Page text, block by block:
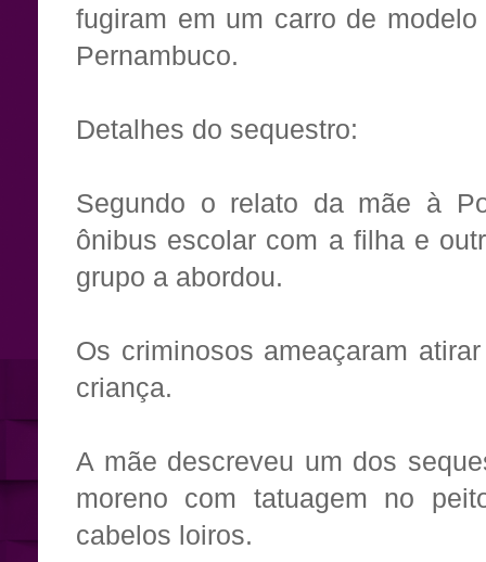
fugiram em um carro de
Pernambuco.
Detalhes do sequestro:
Segundo o relato da mãe à
ônibus escolar com a filha e
grupo a abordou.
Os criminosos ameaçaram
criança.
A mãe descreveu um dos
moreno com tatuagem no
cabelos loiros.